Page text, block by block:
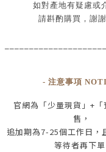
如對產地有疑慮或
請斟酌購買， 謝
- 注意事項
官網為 「少量現貨」+
售，
追加期為7-25個工作日 ，
等待者再下單